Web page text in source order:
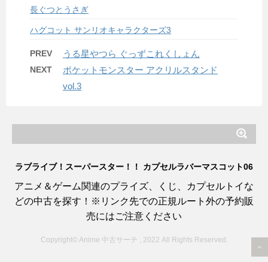
長ぐつとうさぎ
ハグコット サンリオキャラクターズ3
PREV うる星やつら ぐっずこれくしょん
NEXT
ポケットモンスター アクリルスタンド
vol.3
ラブライブ！スーパースター！！ カプセルラバーマスコット06
アニメ＆ゲーム関連のプライズ、くじ、カプセルトイな
どの中古を探す！※リンク先での正規ルート外の予約販
売にはご注意ください
Copyright© Anime 中古サーチ , 2022 All Rights Reserved.